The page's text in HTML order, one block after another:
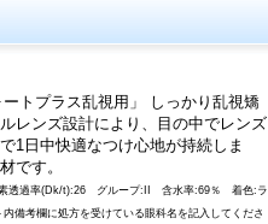
トプラス乱視用」 しっかり乱視矯
レンズ設計により、目の中でレンズ
1日中快適なつけ心地が持続しま
です。
透過率(Dk/t):26 グループ:II 含水率:69％ 着色:ラ
考欄に処方を受けている眼科名を記入してくださ